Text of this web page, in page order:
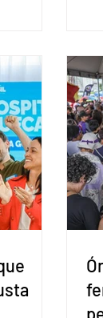
local. A
na